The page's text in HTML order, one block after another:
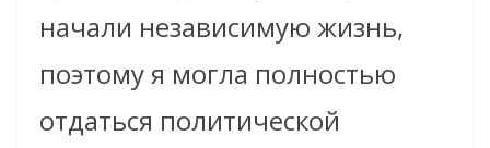
начали независимую жизнь,
поэтому я могла полностью
отдаться политической